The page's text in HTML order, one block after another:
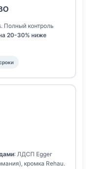
Полный контроль
20-30% ниже
: ЛДСП Egger
кромка Rehau.